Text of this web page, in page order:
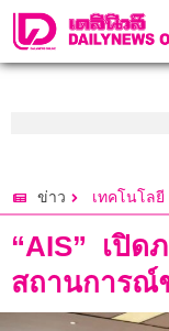
ข่าว เทคโนโลยี
“AIS” เปิด
สถานการณ์